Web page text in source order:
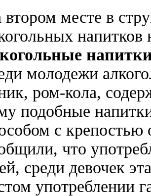
месте в
напитков
молодежи
ром-кола,
подобные
с
что
среди девочек
употреблении